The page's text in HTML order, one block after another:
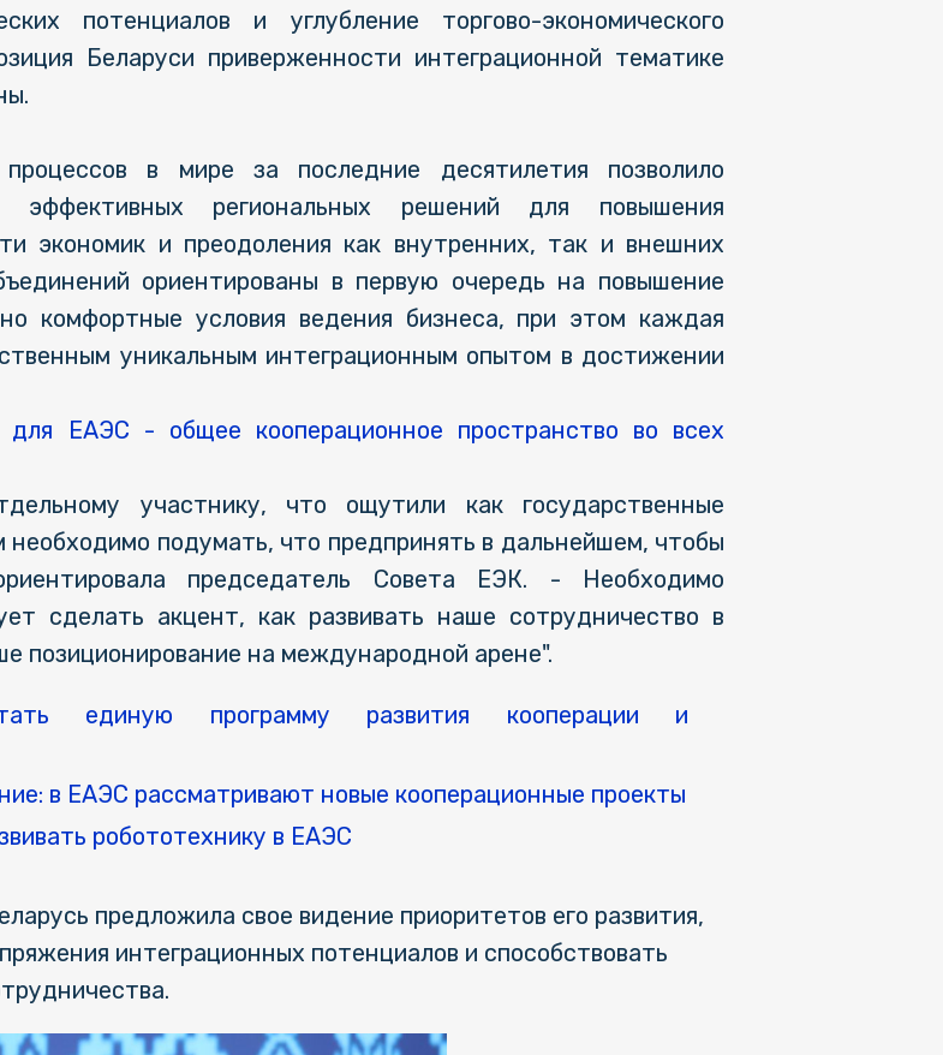
потенциалов и углубление торгово-экономического
Беларуси приверженности интеграционной тематике
в мире за последние десятилетия позволило
эффективных региональных решений для повышения
экономик и преодоления как внутренних, так и внешних
ориентированы в первую очередь на повышение
комфортные условия ведения бизнеса, при этом каждая
уникальным интеграционным опытом в достижении
ЕАЭС - общее кооперационное пространство во всех
участнику, что ощутили как государственные
необходимо подумать, что предпринять в дальнейшем, чтобы
председатель Совета ЕЭК. - Необходимо
сделать акцент, как развивать наше сотрудничество в
позиционирование на международной арене".
единую программу развития кооперации и
в ЕАЭС рассматривают новые кооперационные проекты
робототехнику в ЕАЭС
предложила свое видение приоритетов его развития,
интеграционных потенциалов и способствовать